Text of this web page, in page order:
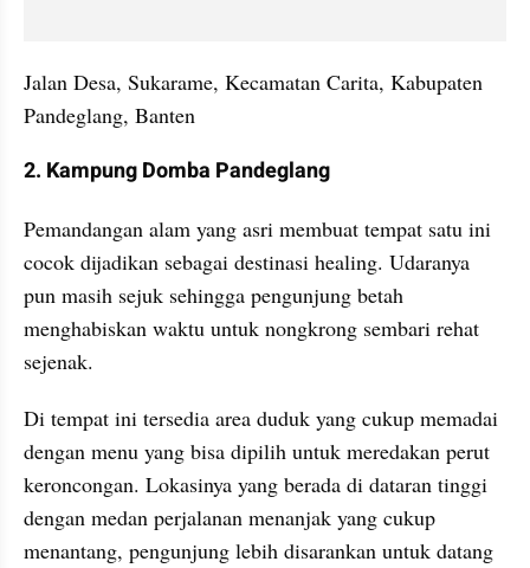
Jalan Desa, Sukarame, Kecamatan Carita, Kabupaten
Pandeglang, Banten
2. Kampung Domba Pandeglang
Pemandangan alam yang asri membuat tempat satu ini
cocok dijadikan sebagai destinasi healing. Udaranya
pun masih sejuk sehingga pengunjung betah
menghabiskan waktu untuk nongkrong sembari rehat
sejenak.
Di tempat ini tersedia area duduk yang cukup memadai
dengan menu yang bisa dipilih untuk meredakan perut
keroncongan. Lokasinya yang berada di dataran tinggi
dengan medan perjalanan menanjak yang cukup
menantang, pengunjung lebih disarankan untuk datang